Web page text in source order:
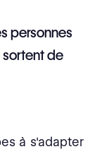
personnes
sortent de
à s'adapter